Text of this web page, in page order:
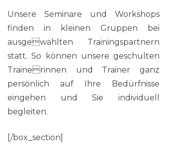
Unsere Seminare und Workshops
finden in kleinen Gruppen bei
ausgewählten Trainingspartnern
statt. So können unsere geschulten
Trainerinnen und Trainer ganz
persönlich auf Ihre Bedürfnisse
eingehen und Sie individuell
begleiten.
[/box_section]